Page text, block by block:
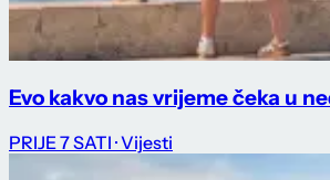
Evo kakvo nas vrijeme čeka u
PRIJE 7 SATI · Vijesti